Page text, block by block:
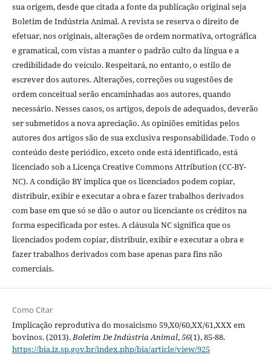
sua origem, desde que citada a fonte da publicação original seja
Boletim de Indústria Animal. A revista se reserva o direito de
efetuar, nos originais, alterações de ordem normativa, ortográfica
e gramatical, com vistas a manter o padrão culto da língua e a
credibilidade do veículo. Respeitará, no entanto, o estilo de
escrever dos autores. Alterações, correções ou sugestões de
ordem conceitual serão encaminhadas aos autores, quando
necessário. Nesses casos, os artigos, depois de adequados, deverão
ser submetidos a nova apreciação. As opiniões emitidas pelos
autores dos artigos são de sua exclusiva responsabilidade. Todo o
conteúdo deste periódico, exceto onde está identificado, está
licenciado sob a Licença Creative Commons Attribution (CC-BY-
NC). A condição BY implica que os licenciados podem copiar,
distribuir, exibir e executar a obra e fazer trabalhos derivados
com base em que só se dão o autor ou licenciante os créditos na
forma especificada por estes. A cláusula NC significa que os
licenciados podem copiar, distribuir, exibir e executar a obra e
fazer trabalhos derivados com base apenas para fins não
comerciais.
Como Citar
Implicação reprodutiva do mosaicismo 59,X0/60,XX/61,XXX em
bovinos. (2013).Boletim De Indústria Animal,56(1), 85-88.
https://bia.iz.sp.gov.br/index.php/bia/article/view/925